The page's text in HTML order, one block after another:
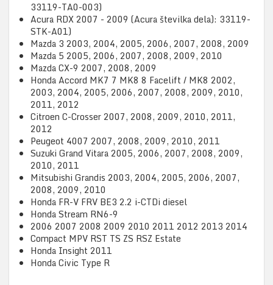
33119-TA0-003)
Acura RDX 2007 - 2009 (Acura številka dela): 33119-
STK-A01)
Mazda 3 2003, 2004, 2005, 2006, 2007, 2008, 2009
Mazda 5 2005, 2006, 2007, 2008, 2009, 2010
Mazda CX-9 2007, 2008, 2009
Honda Accord MK7 7 MK8 8 Facelift / MK8 2002,
2003, 2004, 2005, 2006, 2007, 2008, 2009, 2010,
2011, 2012
Citroen C-Crosser 2007, 2008, 2009, 2010, 2011,
2012
Peugeot 4007 2007, 2008, 2009, 2010, 2011
Suzuki Grand Vitara 2005, 2006, 2007, 2008, 2009,
2010, 2011
Mitsubishi Grandis 2003, 2004, 2005, 2006, 2007,
2008, 2009, 2010
Honda FR-V FRV BE3 2.2 i-CTDi diesel
Honda Stream RN6-9
2006 2007 2008 2009 2010 2011 2012 2013 2014
Compact MPV RST TS ZS RSZ Estate
Honda Insight 2011
Honda Civic Type R